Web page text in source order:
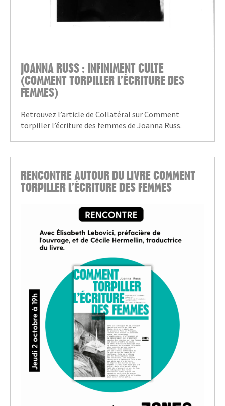
JOANNA RUSS : INFINIMENT CULTE
(COMMENT TORPILLER L’ÉCRITURE DES
FEMMES)
Retrouvez l’article de Collatéral sur Comment
torpiller l’écriture des femmes de Joanna Russ.
RENCONTRE AUTOUR DU LIVRE COMMENT
TORPILLER L’ÉCRITURE DES FEMMES